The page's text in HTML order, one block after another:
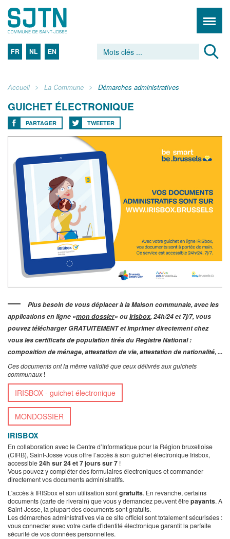
FR NL EN
Accueil La Commune Démarches administratives
GUICHET ÉLECTRONIQUE
PARTAGER TWEETER
Plus besoin de vous déplacer à la Maison communale, avec les
applications en ligne «mon dossier» ouIrisbox,24h/24 et 7j/7, vous
pouvez télécharger GRATUITEMENT et imprimer directement chez
vous les certificats de population tirés du Registre National :
composition de ménage, attestation de vie, attestation de nationalité, ...
Ces documents ont la même validité que ceux délivrés aux guichets
communaux!
IRISBOX - guichet électronique
MONDOSSIER
IRISBOX
En collaboration avec le Centre d’Informatique pour la Région bruxelloise
(CIRB), Saint-Josse vous offre l’accès à son guichet électronique Irisbox,
accessible24h sur 24 et 7 jours sur 7 !
Vous pouvez y compléter des formulaires électroniques et commander
directement vos documents administratifs.
L'accès à IRISbox et son utilisation sontgratuits. En revanche, certains
documents (carte de riverain) que vous y demandez peuvent êtrepayants. A
Saint-Josse, la plupart des documents sont gratuits.
​Les démarches administratives via ce site officiel sont totalement sécurisées :
vous connecter avec votre carte d'identité électronique garantit la parfaite
sécurité de vos données personnelles.